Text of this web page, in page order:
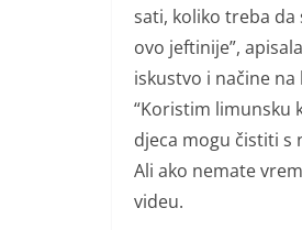
sati, koliko treba da
ovo jeftinije”,
iskustvo i načine
“Koristim limunsku
djeca mogu čistiti s
Ali ako nemate
videu.